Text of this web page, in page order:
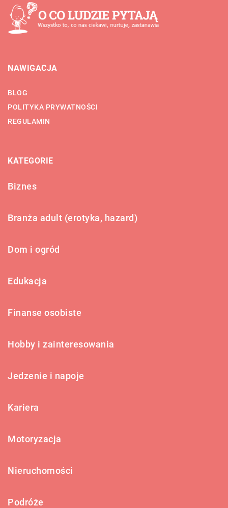
NAWIGACJA
BLOG
POLITYKA PRYWATNOŚCI
REGULAMIN
KATEGORIE
Biznes
Branża adult (erotyka, hazard)
Dom i ogród
Edukacja
Finanse osobiste
Hobby i zainteresowania
Jedzenie i napoje
Kariera
Motoryzacja
Nieruchomości
Podróże